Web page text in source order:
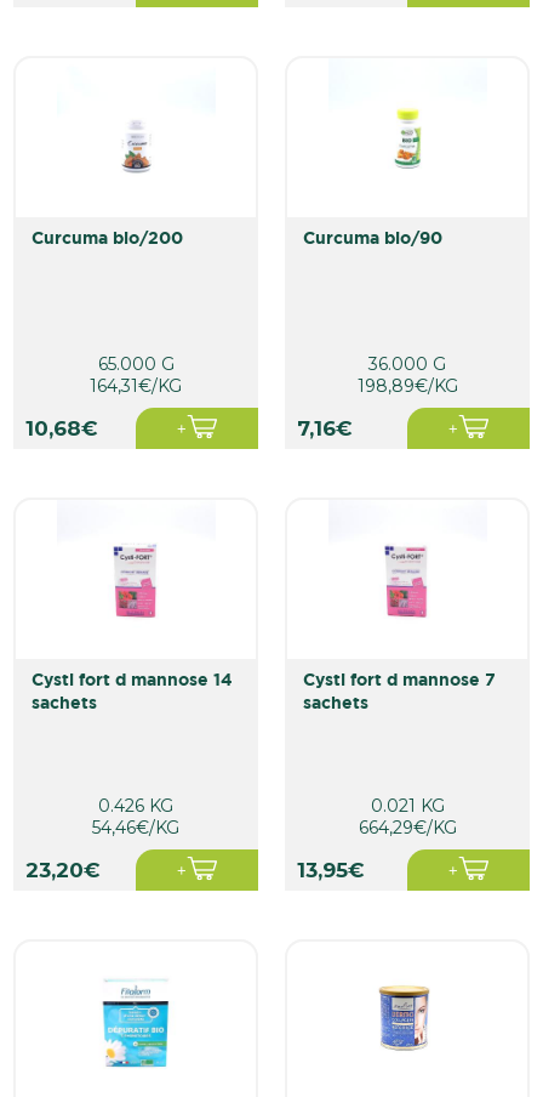
curcuma bio/200
65.000 G
164,31€/KG
10,68€
curcuma bio/90
36.000 G
198,89€/KG
7,16€
cysti fort d mannose 14
sachets
0.426 KG
54,46€/KG
23,20€
cysti fort d mannose 7
sachets
0.021 KG
664,29€/KG
13,95€